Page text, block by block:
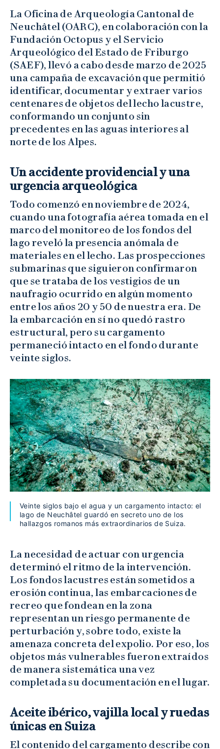
La Oficina de Arqueología Cantonal de
Neuchâtel (OARC), en colaboración con la
Fundación Octopus y el Servicio
Arqueológico del Estado de Friburgo
(SAEF), llevó a cabo desde marzo de 2025
una campaña de excavación que permitió
identificar, documentar y extraer varios
centenares de objetos del lecho lacustre,
conformando un conjunto sin
precedentes en las aguas interiores al
norte de los Alpes.
Un accidente providencial y una
urgencia arqueológica
Todo comenzó en noviembre de 2024,
cuando una fotografía aérea tomada en el
marco del monitoreo de los fondos del
lago reveló la presencia anómala de
materiales en el lecho. Las prospecciones
submarinas que siguieron confirmaron
que se trataba de los vestigios de un
naufragio ocurrido en algún momento
entre los años 20 y 50 de nuestra era. De
la embarcación en sí no quedó rastro
estructural, pero su cargamento
permaneció intacto en el fondo durante
veinte siglos.
Veinte siglos bajo el agua y un cargamento intacto: el
lago de Neuchâtel guardó en secreto uno de los
hallazgos romanos más extraordinarios de Suiza.
La necesidad de actuar con urgencia
determinó el ritmo de la intervención.
Los fondos lacustres están sometidos a
erosión continua, las embarcaciones de
recreo que fondean en la zona
representan un riesgo permanente de
perturbación y, sobre todo, existe la
amenaza concreta del expolio. Por eso, los
objetos más vulnerables fueron extraídos
de manera sistemática una vez
completada su documentación en el lugar.
Aceite ibérico, vajilla local y ruedas
únicas en Suiza
El contenido del cargamento describe con